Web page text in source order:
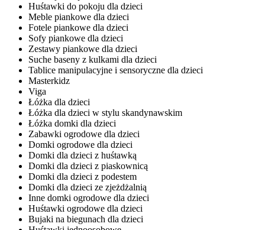
Huśtawki do pokoju dla dzieci
Meble piankowe dla dzieci
Fotele piankowe dla dzieci
Sofy piankowe dla dzieci
Zestawy piankowe dla dzieci
Suche baseny z kulkami dla dzieci
Tablice manipulacyjne i sensoryczne dla dzieci
Masterkidz
Viga
Łóżka dla dzieci
Łóżka dla dzieci w stylu skandynawskim
Łóżka domki dla dzieci
Zabawki ogrodowe dla dzieci
Domki ogrodowe dla dzieci
Domki dla dzieci z huśtawką
Domki dla dzieci z piaskownicą
Domki dla dzieci z podestem
Domki dla dzieci ze zjeżdżalnią
Inne domki ogrodowe dla dzieci
Huśtawki ogrodowe dla dzieci
Bujaki na biegunach dla dzieci